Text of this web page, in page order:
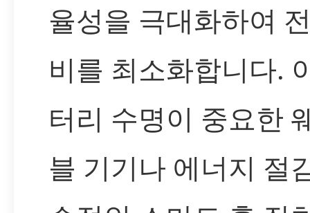
율성을 극대화하여
비를 최소화합니다.
터리 수명이 중요한
블 기기나 에너지 절